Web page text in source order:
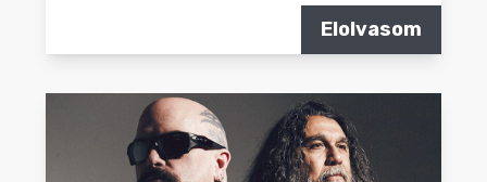
Elolvasom